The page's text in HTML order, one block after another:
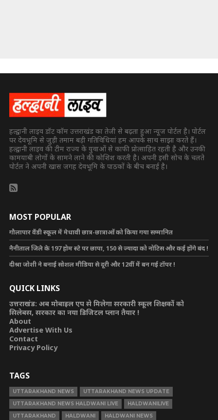
हल्द्वानी लाइव डॉट कॉम उत्तराखंड का तेजी से बढ़ता हुआ न्यूज पोर्टल है। पोर्टल
पर देवभूमि से जुड़ी तमाम बड़ी गतिविधियां हम आपके साथ साझा करते हैं।
हल्द्वानी लाइव की टीम राज्य के युवाओं से काफी प्रोत्साहित रहती है और उनकी
कामयाबी लोगों के सामने लाने की कोशिश करती है। अपनी इसी सोच के चलते
पोर्टल ने अपनी खास जगह देवभूमि के पाठकों के बीच बनाई है।
MOST POPULAR
गौलापार वैंडी स्कूल में मेधावी छात्र-छात्राओं को किया गया सम्मानित
नैनीताल जिले के 197 होम स्टे पर छापा, 150 से ज्यादा को नोटिस और कई होंगे बंद !
दीश्रा जोशी ने बनाई सोशल मीडिया से दूरी और 12वीं में बन गई टॉपर !
QUICK LINKS
उत्तराखंड: अब मोबाइल एप से मिलेगा सरकारी स्कूल शिक्षकों को
सिलेबस, सरकार का नया डिजिटल प्लान तैयार !
About
Advertise With Us
Contact
Privacy Policy
TAGS
UTTARAKHAND NEWS
UTTARAKHAND NEWS UPDATE
UTTARAKHAND NEWS HALDWANI LIVE
HALDWANILIVE
UTTARAKHAND
HALDWANI HALDWANI NEWS